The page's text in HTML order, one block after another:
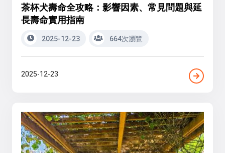
茶杯犬壽命全攻略：影響因素、常見問題與延
長壽命實用指南
2025-12-23 664次瀏覽
2025-12-23